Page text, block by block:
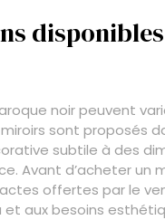
noir peuvent
sont proposés
subtile à des
Avant d’acheter un
offertes par le
aux besoins